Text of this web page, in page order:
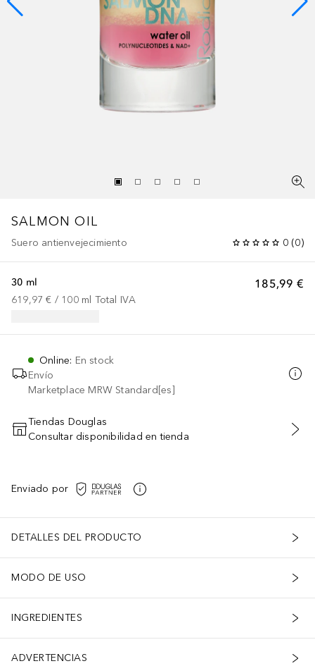
SALMON OIL
Suero antienvejecimiento 0 (0)
185,99 €
30 ml
619,97 € / 100 ml Total IVA
Online: En stock
Envío
Marketplace MRW Standard[es]
AÑADIR AL CARRITO
Tiendas Douglas
Consultar disponibilidad en tienda
Enviado por
DETALLES DEL PRODUCTO
MODO DE USO
INGREDIENTES
ADVERTENCIAS